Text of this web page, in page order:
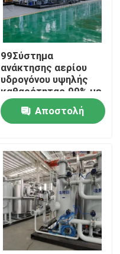
99Σύστημα
ανάκτησης αερίου
υδρογόνου υψηλής
καθαρότητας.99% με
σύστημα καθαρισμού
PSA
Αποστολή